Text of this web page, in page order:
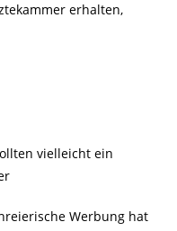
erhalten,
vielleicht ein
Werbung hat